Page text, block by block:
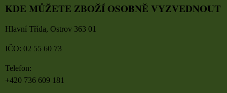
KDE MŮŽETE ZBOŽÍ OSOBNĚ VYZVEDNOUT
Hlavní Třída, Ostrov 363 01
IČO: 02 55 60 73
Telefon:
+420 736 609 181